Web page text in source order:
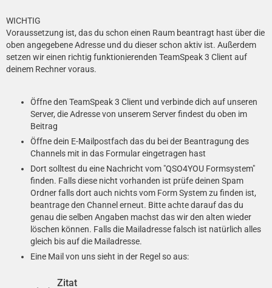
WICHTIG
Voraussetzung ist, das du schon einen Raum beantragt hast über die
oben angegebene Adresse und du dieser schon aktiv ist. Außerdem
setzen wir einen richtig funktionierenden TeamSpeak 3 Client auf
deinem Rechner voraus.
Öffne den TeamSpeak 3 Client und verbinde dich auf unseren
Server, die Adresse von unserem Server findest du oben im
Beitrag
Öffne dein E-Mailpostfach das du bei der Beantragung des
Channels mit in das Formular eingetragen hast
Dort solltest du eine Nachricht vom "QSO4YOU Formsystem"
finden. Falls diese nicht vorhanden ist prüfe deinen Spam
Ordner falls dort auch nichts vom Form System zu finden ist,
beantrage den Channel erneut. Bitte achte darauf das du
genau die selben Angaben machst das wir den alten wieder
löschen können. Falls die Mailadresse falsch ist natürlich alles
gleich bis auf die Mailadresse.
Eine Mail von uns sieht in der Regel so aus:
Zitat